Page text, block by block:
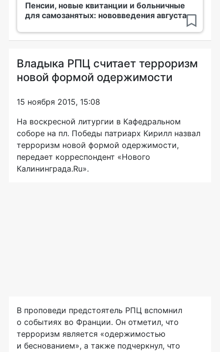
Пенсии, новые квитанции и больничные
для самозанятых: нововведения августа
Владыка РПЦ считает терроризм
новой формой одержимости
15 ноября 2015, 15:08
На воскресной литургии в Кафедральном
соборе на пл. Победы патриарх Кирилл назвал
терроризм новой формой одержимости,
передает корреспондент «Нового
Калининграда.Ru».
В проповеди предстоятель РПЦ вспомнил
о событиях во Франции. Он отметил, что
терроризм является «одержимостью
и беснованием», а также подчеркнул, что